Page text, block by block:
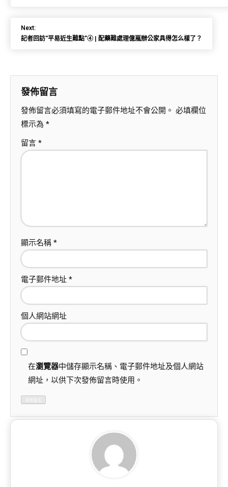
Next:
記者回訪“平易近生難點”④ | 配藥難處理億嵐辦公家具得怎么樣了？
發佈留言
發佈留言必須填寫的電子郵件地址不會公開。 必填欄位
標示為 *
留言 *
顯示名稱 *
電子郵件地址 *
個人網站網址
在瀏覽器中儲存顯示名稱、電子郵件地址及個人網站
網址，以供下次發佈留言時使用。